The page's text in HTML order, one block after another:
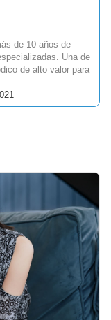
de 10 años de
Una de
de alto valor para